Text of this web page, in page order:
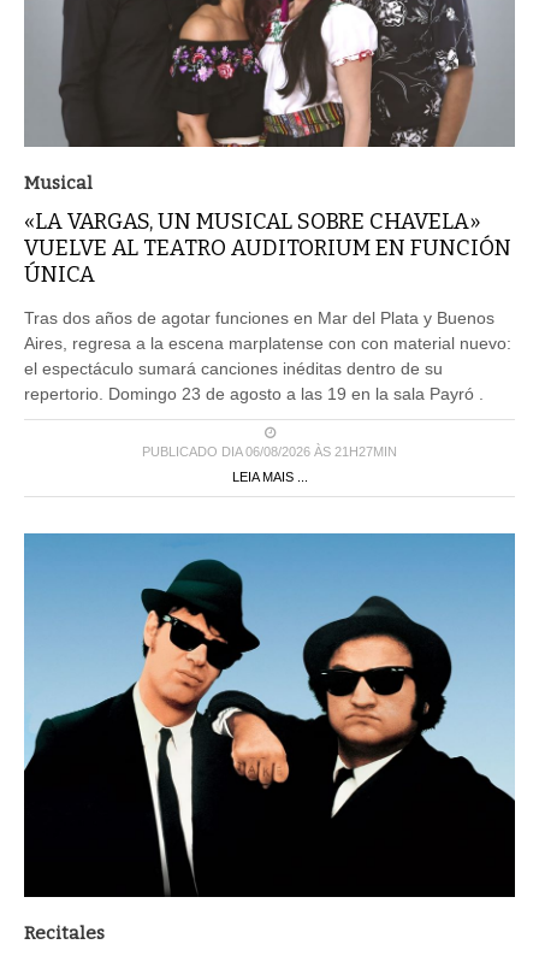
Musical
«LA VARGAS, UN MUSICAL SOBRE CHAVELA»
VUELVE AL TEATRO AUDITORIUM EN FUNCIÓN
ÚNICA
Tras dos años de agotar funciones en Mar del Plata y Buenos
Aires, regresa a la escena marplatense con con material nuevo:
el espectáculo sumará canciones inéditas dentro de su
repertorio. Domingo 23 de agosto a las 19 en la sala Payró .
PUBLICADO DIA 06/08/2026 ÀS 21H27MIN
LEIA MAIS ...
Recitales